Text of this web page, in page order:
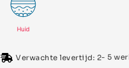
Huid
Verwachte levertijd: 2- 5